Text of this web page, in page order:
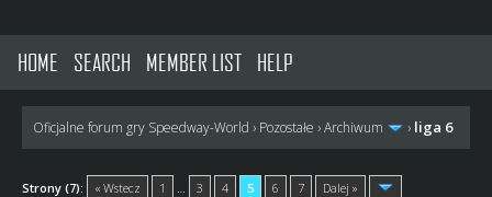
HOME SEARCH MEMBER LIST HELP
Oficjalne forum gry Speedway-World › Pozostałe ›Archiwum › liga 6
Strony (7): « Wstecz 1 3 4 5 6 7 Dalej »